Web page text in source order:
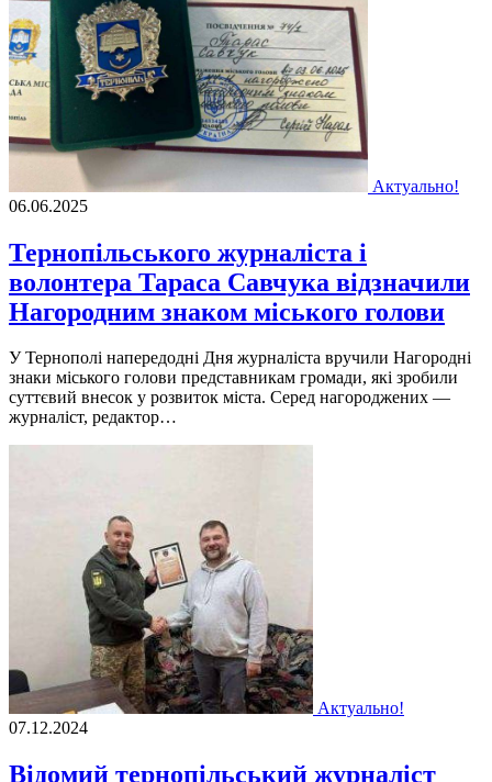
Актуально!
06.06.2025
Тернопільського журналіста і
волонтера Тараса Савчука відзначили
Нагородним знаком міського голови
У Тернополі напередодні Дня журналіста вручили Нагородні
знаки міського голови представникам громади, які зробили
суттєвий внесок у розвиток міста. Серед нагороджених —
журналіст, редактор…
Актуально!
07.12.2024
Відомий тернопільський журналіст